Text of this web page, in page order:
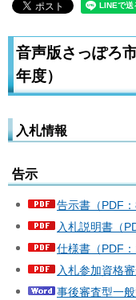
音声版さっぽろ
年度）
入札情報
告示
告示書（PDF：
入札説明書（
仕様書（PDF：
入札参加資格
事後審査型一